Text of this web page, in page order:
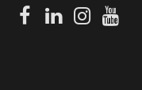
Facebook
LinkedIn